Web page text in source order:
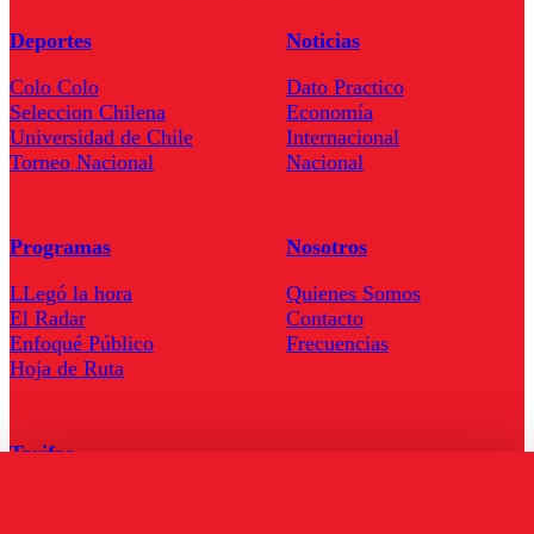
Deportes
Colo Colo
Seleccion Chilena
Universidad de Chile
Torneo Nacional
Noticias
Dato Practico
Economía
Internacional
Nacional
Programas
LLegó la hora
El Radar
Enfoqué Público
Hoja de Ruta
Nosotros
Quienes Somos
Contacto
Frecuencias
Tarifas